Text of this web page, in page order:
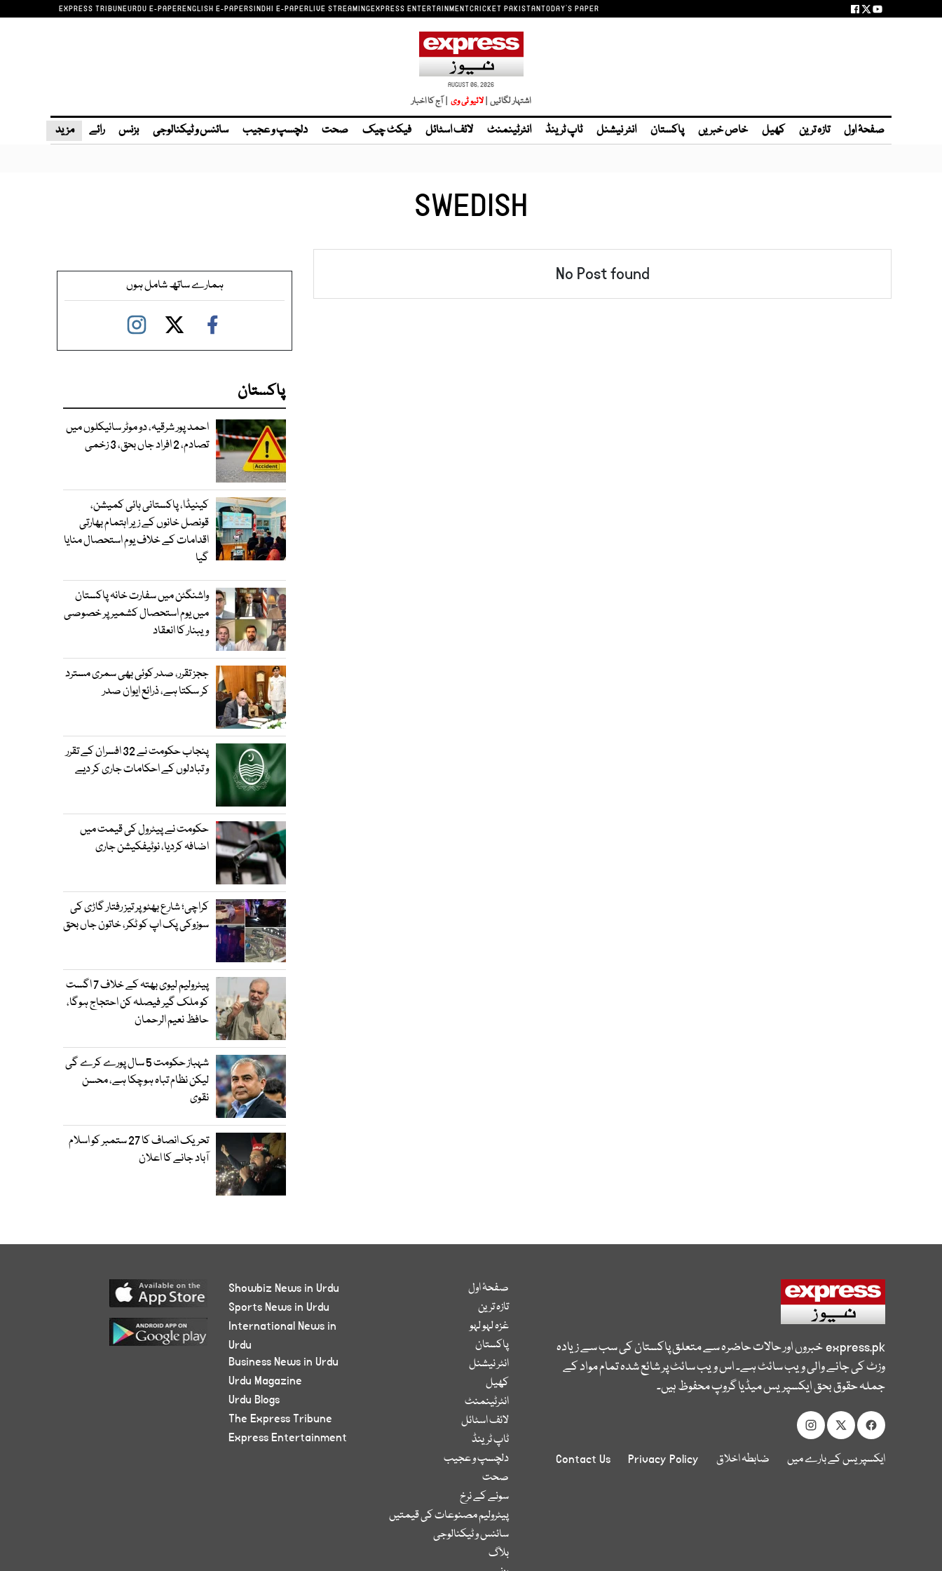
EXPRESS TRIBUNEURDU E-PAPERENGLISH E-PAPERSINDHI E-PAPERLIVE STREAMINGEXPRESS ENTERTAINMENTCRICKET PAKISTANTODAY'S PAPER
AUGUST 06, 2026
اشتہار لگائیں | | آج کا اخبار
صفحۂ اول تازہ ترین کھیل خاص خبریں پاکستان انٹر نیشنل ٹاپ ٹرینڈ انٹرٹینمنٹ لائف اسٹائل فیکٹ چیک صحت دلچسپ و عجیب سائنس و ٹیکنالوجی بزنس رائے مزید
SWEDISH
No Post found ہمارے ساتھ شامل ہوں
پاکستان
احمد پور شرقیہ، دو موٹر سائیکلوں میں
تصادم، 2 افراد جاں بحق، 3 زخمی
کینیڈا، پاکستانی ہائی کمیشن،
قونصل خانوں کے زیر اہتمام بھارتی
اقدامات کے خلاف یوم استحصال منایا
گیا
واشنگٹن میں سفارت خانہ پاکستان
میں یوم استحصال کشمیر پر خصوصی
ویبنار کا انعقاد
ججز تقرر، صدر کوئی بھی سمری مسترد
کر سکتا ہے، ذرائع ایوان صدر
پنجاب حکومت نے 32 افسران کے تقرر
و تبادلوں کے احکامات جاری کر دیے
حکومت نے پیٹرول کی قیمت میں
اضافہ کردیا، نوٹیفکیشن جاری
کراچی؛ شارع بھٹو پر تیز رفتار گاڑی کی
سوزوکی پک اپ کو ٹکر، خاتون جاں بحق
پیٹرولیم لیوی بھتہ کے خلاف 7 اگست
کو ملک گیر فیصلہ کن احتجاج ہوگا،
حافظ نعیم الرحمان
شہباز حکومت 5 سال پورے کرے گی
لیکن نظام تباہ ہوچکا ہے، محسن
نقوی
تحریک انصاف کا 27 ستمبر کو اسلام
آباد جانے کا اعلان
express.pkخبروں اور حالات حاضرہ سے متعلق پاکستان کی سب سے زیادہ
وزٹ کی جانے والی ویب سائٹ ہے۔ اس ویب سائٹ پر شائع شدہ تمام مواد کے
جملہ حقوق بحق ایکسپریس میڈیا گروپ محفوظ ہیں۔
ایکسپریس کے بارے میں ضابطہ اخلاق Privacy Policy
Contact Us
صفحۂ اول
تازہ ترین
غزہ لہو لہو
پاکستان
انٹر نیشنل
کھیل
انٹرٹینمنٹ
لائف اسٹائل
ٹاپ ٹرینڈ
دلچسپ و عجیب
صحت
سونے کے نرخ
پیٹرولیم مصنوعات کی قیمتیں
سائنس و ٹیکنالوجی
بلاگ
Showbiz News in Urdu
Sports News in Urdu
International News in
Urdu
Business News in Urdu
Urdu Magazine
Urdu Blogs
The Express Tribune
Express Entertainment